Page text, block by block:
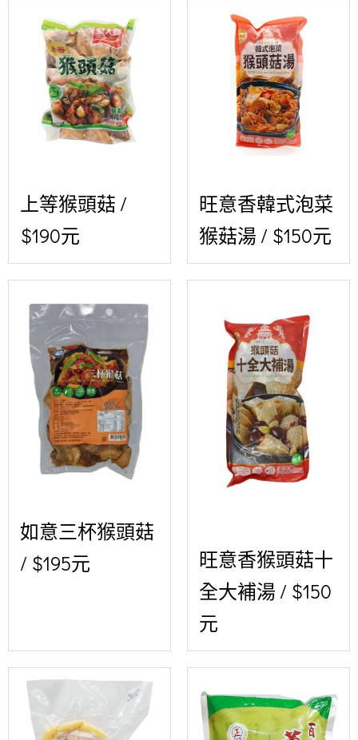
上等猴頭菇 /
$190元
旺意香韓式泡菜
猴菇湯 / $150元
如意三杯猴頭菇
/ $195元
旺意香猴頭菇十
全大補湯 / $150
元